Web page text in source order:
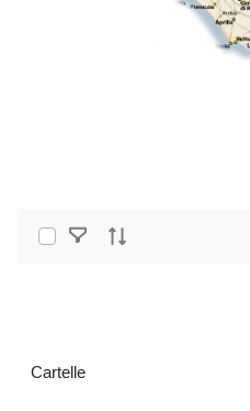
Select Items
Cartelle